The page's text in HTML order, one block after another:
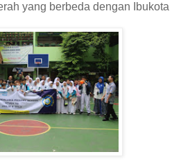
yang berbeda dengan Ibukota